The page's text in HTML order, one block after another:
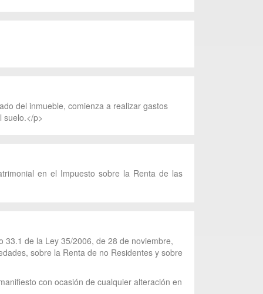
del inmueble, comienza a realizar gastos
suelo.</p>
en el Impuesto sobre la Renta de las
de la Ley 35/2006, de 28 de noviembre,
sobre la Renta de no Residentes y sobre
con ocasión de cualquier alteración en